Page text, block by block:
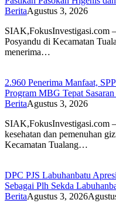
BeritaAgustus 3, 2026
SIAK,FokusInvestigasi.com
Posyandu di Kecamatan
menerima…
2.960 Penerima Manfaat,
Program MBG Tepat
BeritaAgustus 3, 2026
SIAK,FokusInvestigasi.com
kesehatan dan pemenuhan
Kecamatan Tualang…
DPC PJS Labuhanbatu
Sebagai Plh Sekda
BeritaAgustus 3, 2026